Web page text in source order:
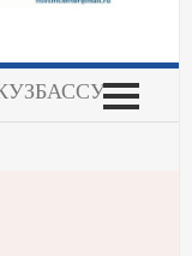
КУЗБАССУ